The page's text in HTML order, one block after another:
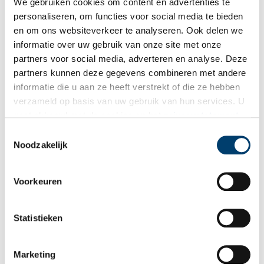
personaliseren, om functies voor social media te bieden
en om ons websiteverkeer te analyseren. Ook delen we
informatie over uw gebruik van onze site met onze
partners voor social media, adverteren en analyse. Deze
partners kunnen deze gegevens combineren met andere
informatie die u aan ze heeft verstrekt of die ze hebben
verzameld op basis van uw gebruik van hun services. U
Noodzakelijk
Voorkeuren
Statistieken
Marketing
houten vaten tot kleine werkplaatsen in achterhuizen. De schaal
verschilt, maar de logica is hetzelfde.
Een gedeelde erfenis
pickle een onverwachte gids door de geschiedenis van twee